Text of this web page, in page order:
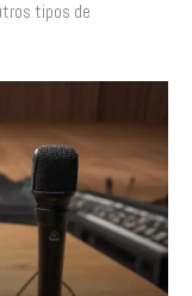
tipos de